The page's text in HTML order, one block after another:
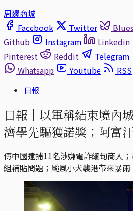
周邊商城
Facebook
Twitter
Github
Instagram Linkedin
Pinterest
Reddit Telegram
Whatsapp
Youtube
RSS
日報
日報｜以軍稱結束境內
濟學先驅獲諾獎；阿富
傳中國逮捕11名涉嫌電詐緬甸商人
組補貼問題；颱風小犬襲港帶來暴雨